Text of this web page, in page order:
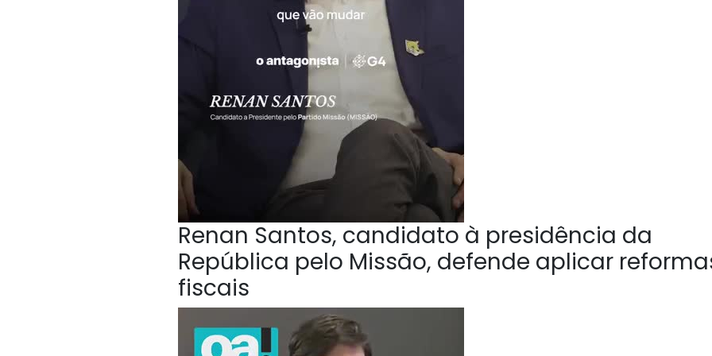
Renan Santos, candidato à presidência da
República pelo Missão, defende aplicar
fiscais